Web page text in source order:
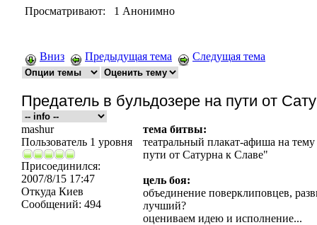
Просматривают: 1 Анонимно
Вниз Предыдущая тема Следущая тема
Предатель в бульдозере на пути от
mashur
Пользователь 1 уровня
Присоединился:
2007/8/15 17:47
Откуда Киев
Сообщений: 494
тема битвы:
театральный плакат-афиша на
пути от Сатурна к Славе"
цель боя:
объединение поверклиповцев,
лучший?
оцениваем идею и исполнение...